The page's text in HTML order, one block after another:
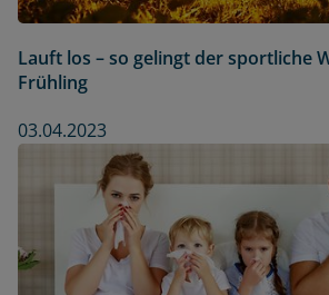
Lauft los – so gelingt der sportliche
Frühling
03.04.2023